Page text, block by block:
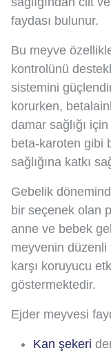
faydası bulunur.
Bu meyve
kontrolünü
sistemini
korurken,
damar sağlığı
beta-karoten gibi
sağlığına katkı
Gebelik
bir seçenek olan
anne ve bebek
meyvenin düzenli
karşı koruyucu
göstermektedir.
Ejder meyvesi
Kan şekeri